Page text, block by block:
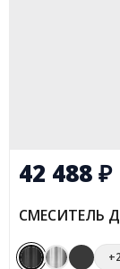
42 488₽
СМЕСИТЕЛЬ